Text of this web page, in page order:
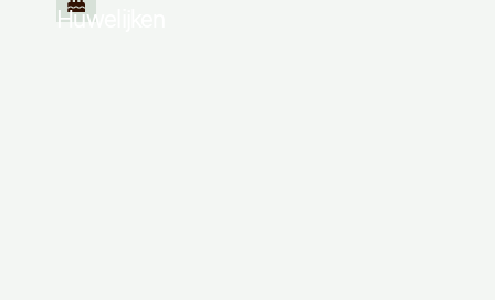
Huwelijken